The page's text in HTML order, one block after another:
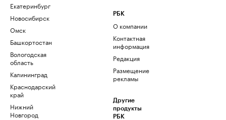
Екатеринбург
Новосибирск
Омск
Башкортостан
Вологодская
область
Калининград
Краснодарский
край
Нижний
Новгород
РБК
О компании
Контактная
информация
Редакция
Размещение
рекламы
Другие
продукты
РБК